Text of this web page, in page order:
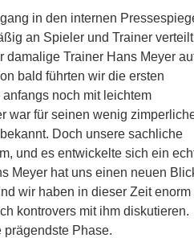
in den internen
an Spieler und Trainer verteilt
damalige Trainer Hans Meyer
bald führten wir die ersten
noch mit leichtem
war für seinen wenig
Doch unsere sachliche
und es entwickelte sich ein
Meyer hat uns einen neuen
wir haben in dieser Zeit enorm
kontrovers mit ihm diskutieren.
Phase.